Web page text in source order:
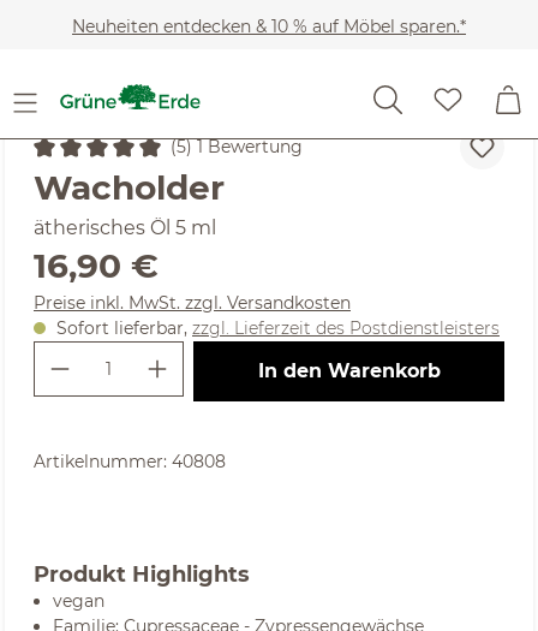
Zum Hauptinhalt springen
Neuheiten entdecken & 10 % auf Möbel sparen.*
Kosmetik Regeneration & Entspannung Ätherische
Durchschnittliche Bewertung von 5 von 5 Sternen
(5) 1 Bewertung
Wacholder
ätherisches Öl 5 ml
Regulärer Preis:
16,90 €
Preise inkl. MwSt. zzgl. Versandkosten
Sofort lieferbar, zzgl. Lieferzeit des Postdienstleisters
Produkt Anzahl: Gib den
In den Warenkorb
Artikelnummer: 40808
Produkt Highlights
vegan
Familie: Cupressaceae - Zypressengewächse